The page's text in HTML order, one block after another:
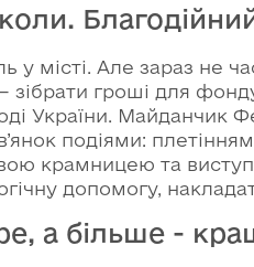
у місті. Але зараз не
гроші для
України. Майданчик
подіями:
крамницею та
допомогу,
а більше -